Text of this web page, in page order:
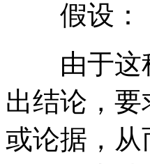
假设：
由于这种
出结论，
或论据，